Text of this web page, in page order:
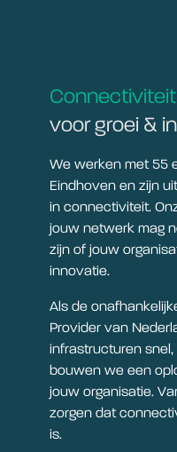
Connectiviteit
voor groei &
We werken met 55
Eindhoven en zijn
in connectiviteit.
jouw netwerk mag
zijn of jouw
innovatie.
Als de
Provider van
infrastructuren
bouwen we een
jouw organisatie.
zorgen dat
is.